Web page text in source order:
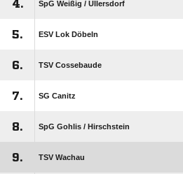
4. SpG Weißig /​ Ullersdorf
5. ESV Lok Döbeln
6. TSV Cossebaude
7. SG Canitz
8. SpG Gohlis /​ Hirschstein
9. TSV Wachau